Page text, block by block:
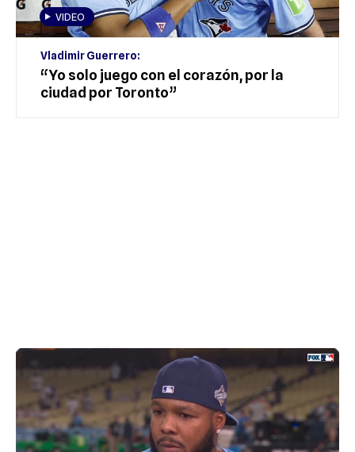
VIDEO
Vladimir Guerrero:
“Yo solo juego con el corazón, por la
ciudad por Toronto”